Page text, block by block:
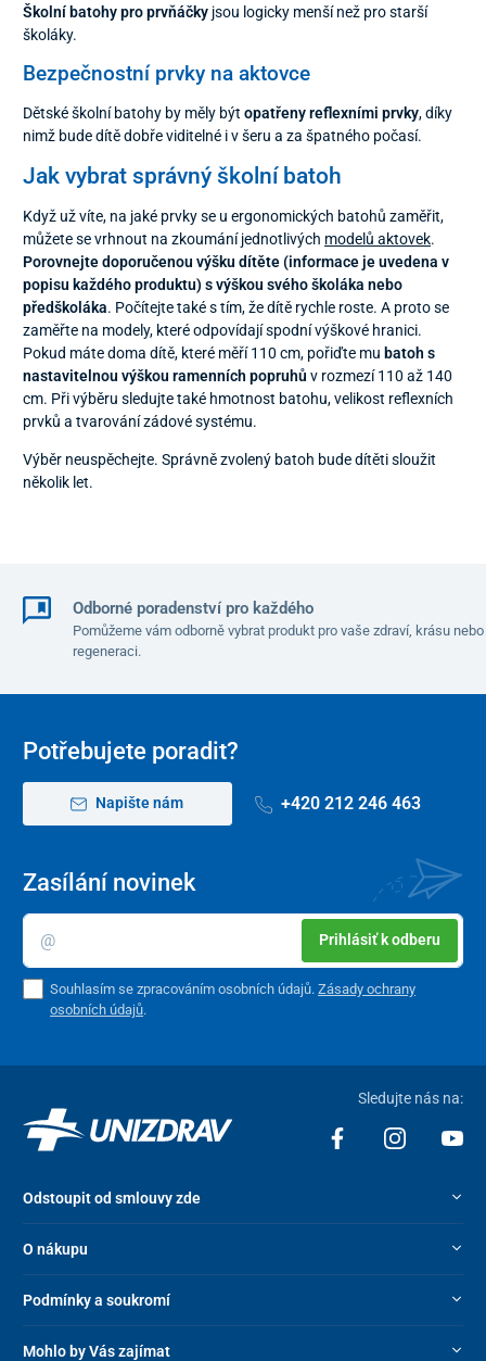
Školní batohy pro prvňáčky jsou logicky menší než pro starší
školáky.
Bezpečnostní prvky na aktovce
Dětské školní batohy by měly být opatřeny reflexními prvky, díky
nimž bude dítě dobře viditelné i v šeru a za špatného počasí.
Jak vybrat správný školní batoh
Když už víte, na jaké prvky se u ergonomických batohů zaměřit,
můžete se vrhnout na zkoumání jednotlivých modelů aktovek.
Porovnejte doporučenou výšku dítěte (informace je uvedena v
popisu každého produktu) s výškou svého školáka nebo
předškoláka. Počítejte také s tím, že dítě rychle roste. A proto se
zaměřte na modely, které odpovídají spodní výškové hranici.
Pokud máte doma dítě, které měří 110 cm, pořiďte mu batoh s
nastavitelnou výškou ramenních popruhů v rozmezí 110 až 140
cm. Při výběru sledujte také hmotnost batohu, velikost reflexních
prvků a tvarování zádové systému.
Výběr neuspěchejte. Správně zvolený batoh bude dítěti sloužit
několik let.
Odborné poradenství pro každého
Pomůžeme vám odborně vybrat produkt pro vaše zdraví, krásu nebo
regeneraci.
Potřebujete poradit?
Napište nám +420 212 246 463
Zasílání novinek
Prihlásiť k odberu
Souhlasím se zpracováním osobních údajů.Zásady ochrany
osobních údajů.
Sledujte nás na:
Odstoupit od smlouvy zde
O nákupu
Podmínky a soukromí
Mohlo by Vás zajímat